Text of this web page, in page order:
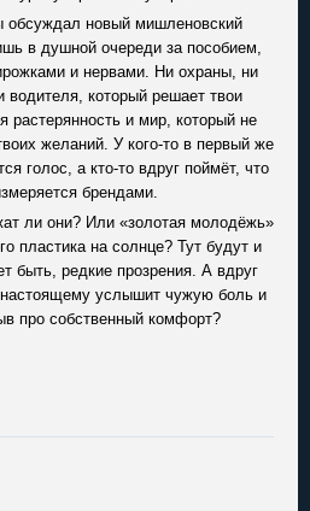
обсуждал новый мишленовский
в душной очереди за пособием,
и нервами. Ни охраны, ни
водителя, который решает твои
растерянность и мир, который не
желаний. У кого-то в первый же
голос, а кто-то вдруг поймёт, что
брендами.
ли они? Или «золотая молодёжь»
пластика на солнце? Тут будут и
быть, редкие прозрения. А вдруг
настоящему услышит чужую боль и
про собственный комфорт?